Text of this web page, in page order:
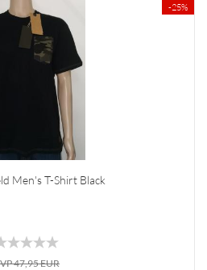
-25%
Men's T-Shirt Black
47,95 EUR